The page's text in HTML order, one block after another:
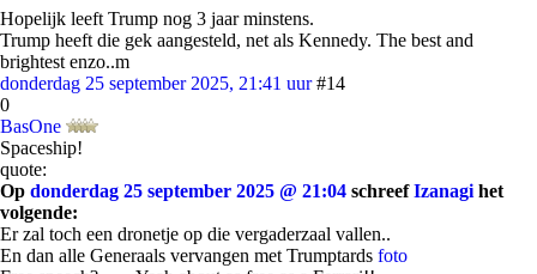
Hopelijk leeft Trump nog 3 jaar minstens.
Trump heeft die gek aangesteld, net als Kennedy. The best and
brightest enzo..m
donderdag 25 september 2025, 21:41 uur #14
0
BasOne
Spaceship!
quote:
Op donderdag 25 september 2025 @ 21:04 schreefIzanagi het
volgende:
Er zal toch een dronetje op die vergaderzaal vallen..
En dan alle Generaals vervangen met Trumptards foto